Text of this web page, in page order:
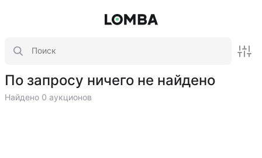
По запросу ничего не найдено
Найдено 0 аукционов